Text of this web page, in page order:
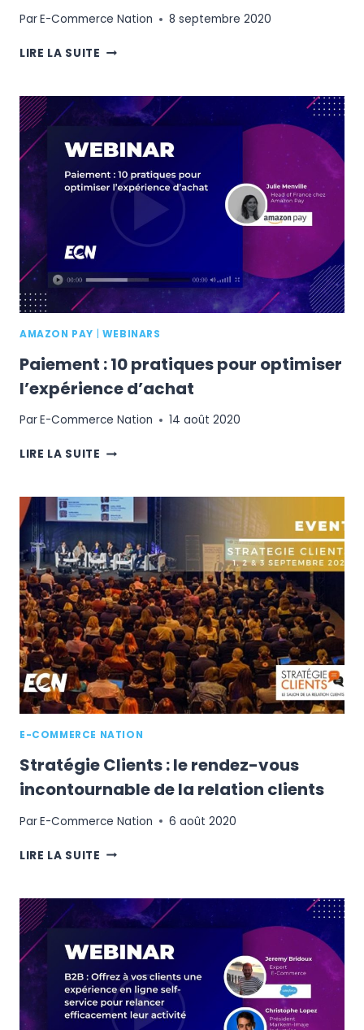
ParE-Commerce Nation 8 septembre 2020
LIRE LA SUITE LES
MATIÈRE
DE
CONNECTÉ
AMAZON PAY WEBINARS
Paiement : 10 pratiques pour optimiser
l’expérience d’achat
ParE-Commerce Nation 14 août 2020
LIRE LA SUITE PAIEMENT
PRATIQUES
POUR
OPTIMISER
L’EXPÉRIENCE
D’ACHAT
E-COMMERCE NATION
Stratégie Clients : le rendez-vous
incontournable de la relation clients
ParE-Commerce Nation 6 août 2020
LIRE LA SUITE STRATÉGIE
LE
RENDEZ-
INCONTOURNABLE
DE
LA
RELATION
CLIENTS